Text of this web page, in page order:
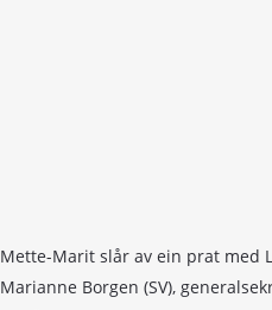
Mette-Marit slår av ein prat med
Marianne Borgen (SV),